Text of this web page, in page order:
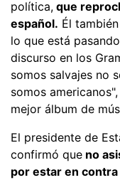
política, que
español. Él
lo que está
discurso en los
somos salvajes no
somos
mejor álbum de
El presidente de
confirmó que no
por estar en